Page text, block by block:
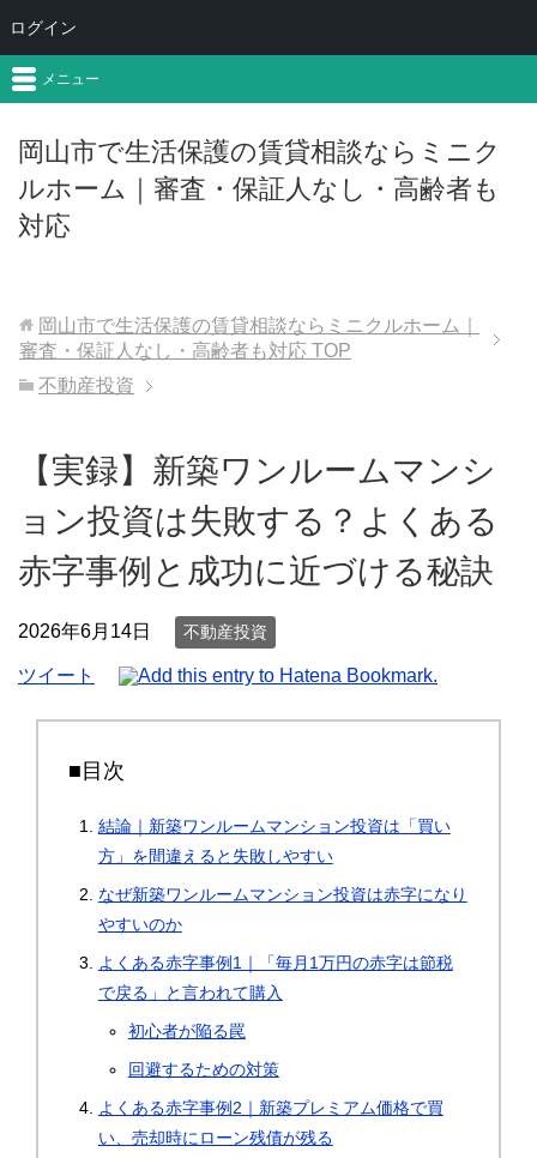
岡山市で生活保護の賃貸相談ならミニク
ルホーム｜審査・保証人なし・高齢者も
対応
メニュー
岡山市で生活保護の賃貸相談ならミニクルホーム｜
審査・保証人なし・高齢者も対応 TOP
不動産投資
【実録】新築ワンルームマンシ
ョン投資は失敗する？よくある
赤字事例と成功に近づける秘訣
2026年6月14日 不動産投資
ツイート
■目次
結論｜新築ワンルームマンション投資は「買い
方」を間違えると失敗しやすい
なぜ新築ワンルームマンション投資は赤字になり
やすいのか
よくある赤字事例1｜「毎月1万円の赤字は節税
で戻る」と言われて購入
初心者が陥る罠
回避するための対策
よくある赤字事例2｜新築プレミアム価格で買
い、売却時にローン残債が残る
ログイン